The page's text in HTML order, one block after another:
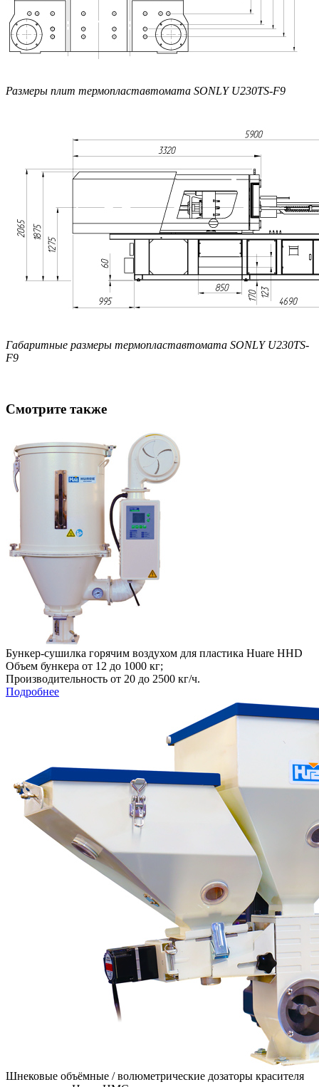
Размеры плит термопластавтомата SONLY U230TS-F9
Габаритные размеры термопластавтомата SONLY U230TS-
F9
Смотрите также
Бункер-сушилка горячим воздухом для пластика Huare HHD
Объем бункера от 12 до 1000 кг;
Производительность от 20 до 2500 кг/ч.
Подробнее
Шнековые объёмные / волюметрические дозаторы красителя